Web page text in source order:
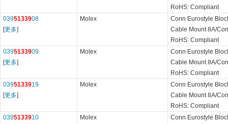
RoHS: Compliant
0395133908
[更多]
Molex
Conn Eurostyle
Cable Mount 8A/
RoHS: Compliant
0395133909
[更多]
Molex
Conn Eurostyle
Cable Mount 8A/
RoHS: Compliant
0395133919
[更多]
Molex
Conn Eurostyle
Cable Mount 8A/
RoHS: Compliant
0395133910
Molex
Conn Eurostyle